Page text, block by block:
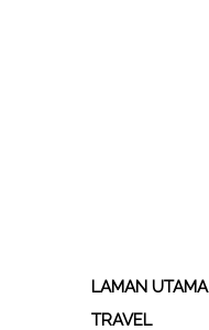
LAMAN UTAMA
TRAVEL